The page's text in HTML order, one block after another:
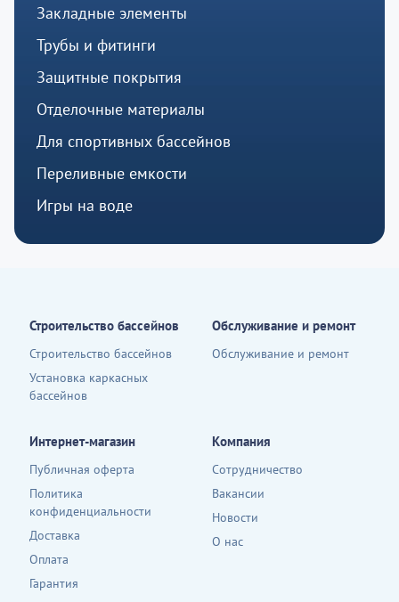
Закладные элементы
Трубы и фитинги
Защитные покрытия
Отделочные материалы
Для спортивных бассейнов
Переливные емкости
Игры на воде
Строительство бассейнов
Строительство бассейнов
Установка каркасных
бассейнов
Обслуживание и ремонт
Обслуживание и ремонт
Интернет-магазин
Публичная оферта
Политика
конфиденциальности
Доставка
Оплата
Гарантия
Компания
Сотрудничество
Вакансии
Новости
О нас